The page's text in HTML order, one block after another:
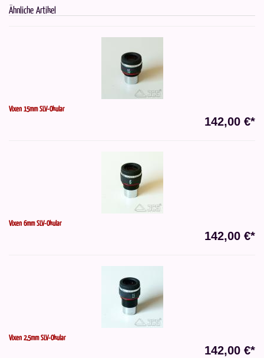
Ähnliche Artikel
Vixen 15mm SLV-Okular
142,00 €*
Vixen 6mm SLV-Okular
142,00 €*
Vixen 2,5mm SLV-Okular
142,00 €*